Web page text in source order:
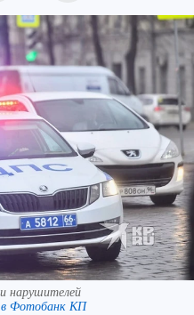
нарушителей
Фотобанк КП